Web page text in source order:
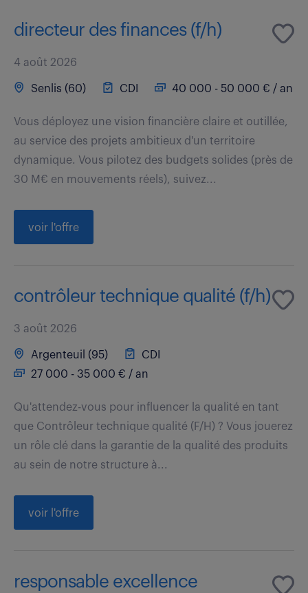
directeur des finances (f/h)
4 août 2026
Senlis (60) CDI 40 000 - 50 000 € / an
Vous déployez une vision financière claire et outillée,
au service des projets ambitieux d'un territoire
dynamique. Vous pilotez des budgets solides (près de
30 M€ en mouvements réels), suivez...
voir l'offre
contrôleur technique qualité (f/h)
3 août 2026
Argenteuil (95)
CDI
27 000 - 35 000 € / an
Qu'attendez-vous pour influencer la qualité en tant
que Contrôleur technique qualité (F/H) ? Vous jouerez
un rôle clé dans la garantie de la qualité des produits
au sein de notre structure à...
voir l'offre
responsable excellence